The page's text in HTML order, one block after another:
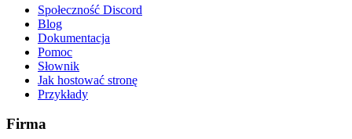
Społeczność Discord
Blog
Dokumentacja
Pomoc
Słownik
Jak hostować stronę
Przykłady
Firma